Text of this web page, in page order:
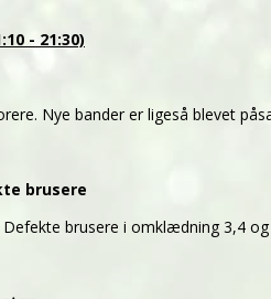
- 21:30)
Nye bander er ligeså blevet
brusere
Defekte brusere i omklædning 3,4